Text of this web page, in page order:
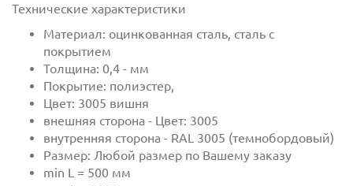
Технические характеристики
Материал: оцинкованная сталь, сталь с
покрытием
Толщина: 0,4 - мм
Покрытие: полиэстер,
Цвет: 3005 вишня
внешняя сторона - Цвет: 3005
внутренняя сторона - RAL 3005 (темнобордовый)
Размер: Любой размер по Вашему заказу
min L = 500 мм